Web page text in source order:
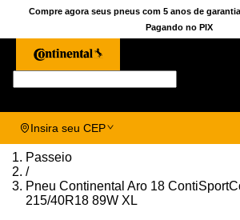
Compre agora seus pneus com 5 anos de
Pagando no PIX
Insira seu CEP
Passeio
/
Pneu Continental Aro 18
215/40R18 89W XL